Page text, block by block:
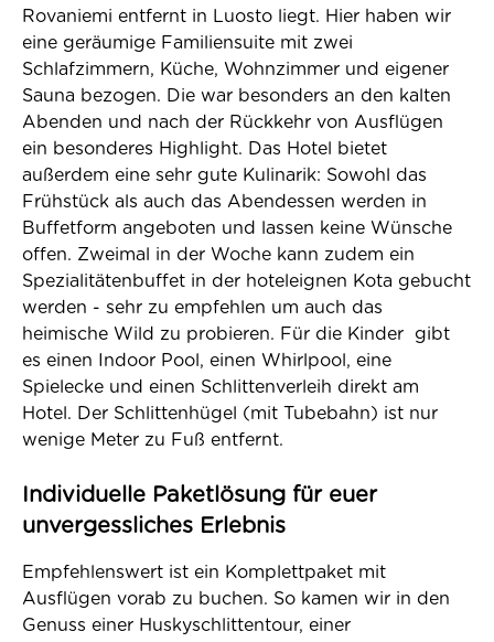
Rovaniemi entfernt in Luosto liegt. Hier haben wir
eine geräumige Familiensuite mit zwei
Schlafzimmern, Küche, Wohnzimmer und eigener
Sauna bezogen. Die war besonders an den kalten
Abenden und nach der Rückkehr von Ausflügen
ein besonderes Highlight. Das Hotel bietet
außerdem eine sehr gute Kulinarik: Sowohl das
Frühstück als auch das Abendessen werden in
Buffetform angeboten und lassen keine Wünsche
offen. Zweimal in der Woche kann zudem ein
Spezialitätenbuffet in der hoteleignen Kota gebucht
werden - sehr zu empfehlen um auch das
heimische Wild zu probieren. Für die Kinder gibt
es einen Indoor Pool, einen Whirlpool, eine
Spielecke und einen Schlittenverleih direkt am
Hotel. Der Schlittenhügel (mit Tubebahn) ist nur
wenige Meter zu Fuß entfernt.
Individuelle Paketlösung für euer
unvergessliches Erlebnis
Empfehlenswert ist ein Komplettpaket mit
Ausflügen vorab zu buchen. So kamen wir in den
Genuss einer Huskyschlittentour, einer